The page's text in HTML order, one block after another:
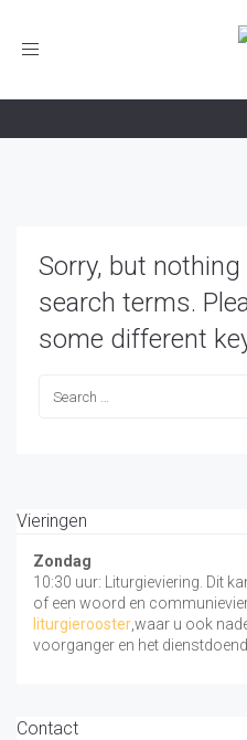
Toggle
Sorry, but
search terms.
some different
Vieringen
Zondag
10:30 uur: Liturgieviering. Dit
of een woord en
liturgierooster,waar u ook
voorganger en het
Contact